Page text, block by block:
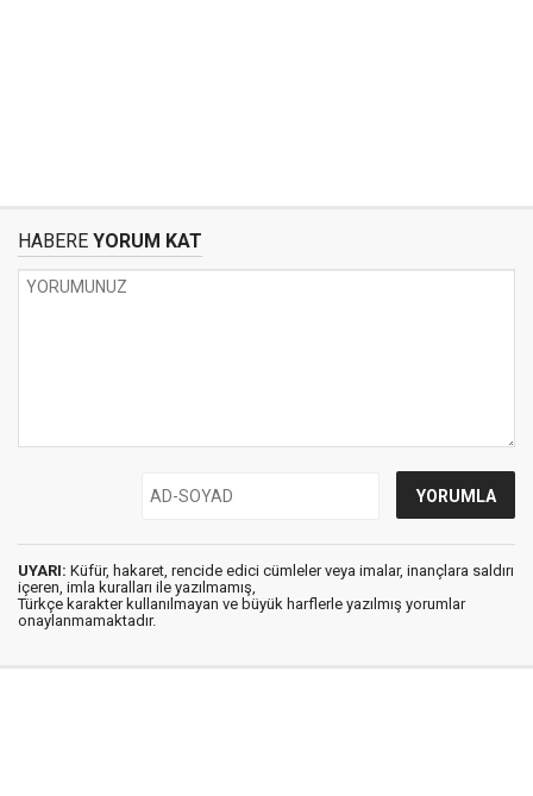
HABERE YORUM KAT
UYARI: Küfür, hakaret, rencide edici cümleler veya imalar, inançlara saldırı
içeren, imla kuralları ile yazılmamış,
Türkçe karakter kullanılmayan ve büyük harflerle yazılmış yorumlar
onaylanmamaktadır.